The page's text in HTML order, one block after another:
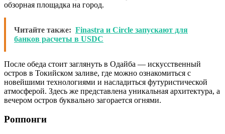
обзорная площадка на город.
Читайте также: Finastra и Circle запускают для
банков расчеты в USDC
После обеда стоит заглянуть в Одайба — искусственный
остров в Токийском заливе, где можно ознакомиться с
новейшими технологиями и насладиться футуристической
атмосферой. Здесь же представлена уникальная архитектура, а
вечером остров буквально загорается огнями.
Роппонги